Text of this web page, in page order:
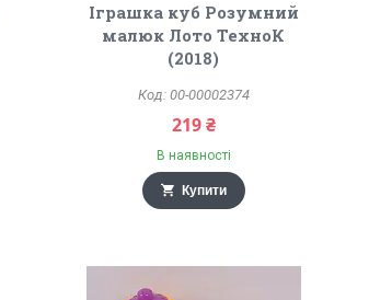
Іграшка куб Розумний
малюк Лото ТехноК
(2018)
00-00002374
219 ₴
В наявності
Купити